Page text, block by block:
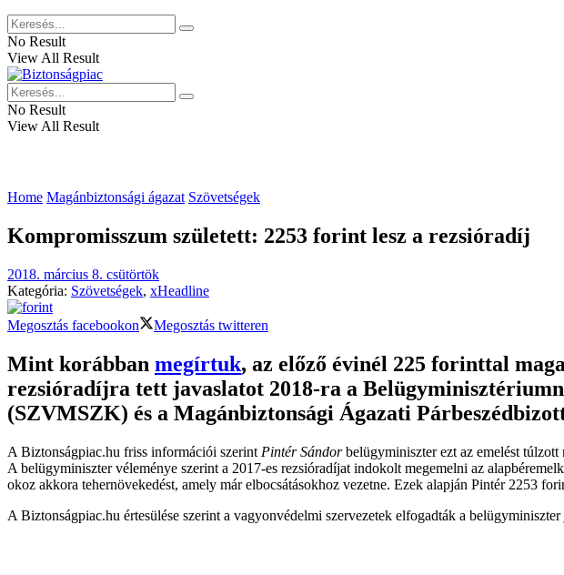
No Result
View All Result
No Result
View All Result
Home Magánbiztonsági ágazat Szövetségek
Kompromisszum született: 2253 forint lesz a rezsióradíj
2018. március 8. csütörtök
Kategória: Szövetségek, xHeadline
Megosztás facebookon Megosztás twitteren
Mint korábban megírtuk, az előző évinél 225 forinttal
rezsióradíjra tett javaslatot 2018-ra a
(SZVMSZK) és a Magánbiztonsági Ágazati
A Biztonságpiac.hu friss információi szerint Pintér Sándorbelügyminiszter ezt az emelést
A belügyminiszter véleménye szerint a 2017-es rezsióradíjat indokolt megemelni az
okoz akkora tehernövekedést, amely már elbocsátásokhoz vezetne. Ezek alapján Pintér 2253
A Biztonságpiac.hu értesülése szerint a vagyonvédelmi szervezetek elfogadták a